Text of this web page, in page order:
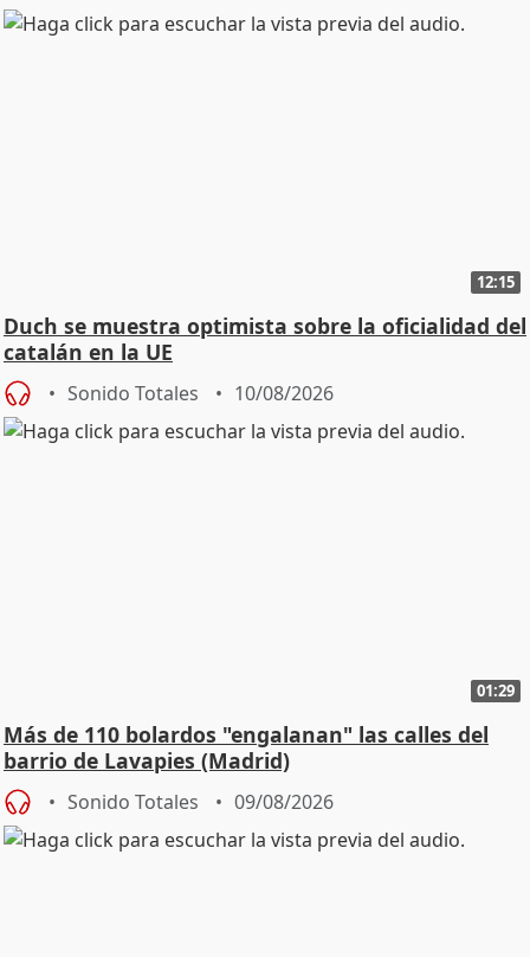
12:15
Duch se muestra optimista sobre la oficialidad del
catalán en la UE
Sonido Totales 10/08/2026
01:29
Más de 110 bolardos "engalanan" las calles del
barrio de Lavapies (Madrid)
Sonido Totales 09/08/2026